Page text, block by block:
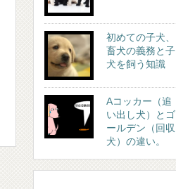
初めての子犬、
畜犬の義務と子
犬を飼う知識
Aコッカー（追
い出し犬）とゴ
ールデン（回収
犬）の違い。